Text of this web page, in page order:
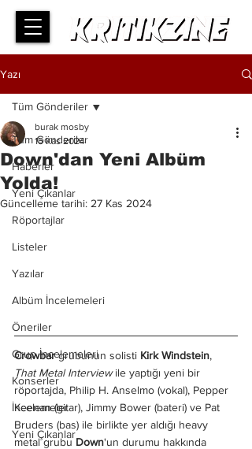
Yazı
Tüm Gönderiler
Haberler
Yeni Çıkanlar
Röportajlar
Listeler
Yazılar
Albüm İncelemeleri
Öneriler
Grup İncelemeleri
Konserler
İncelemeler
Yeni Çıkanlar
Tüm Gönderiler
Down'dan Yeni Albüm
Yolda!
burak mosby
15 Kas 2024
Güncelleme tarihi: 27 Kas 2024
Crowbar grubunun solisti Kirk Windstein,
That Metal Interview ile yaptığı yeni bir
röportajda, Philip H. Anselmo (vokal), Pepper
Keenan (gitar), Jimmy Bower (bateri) ve Pat
Bruders (bas) ile birlikte yer aldığı heavy
metal grubu Down'un durumu hakkında